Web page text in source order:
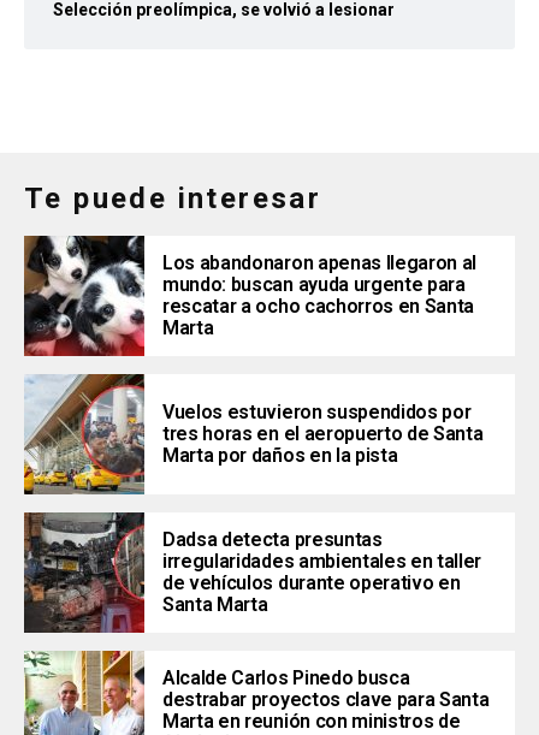
Selección preolímpica, se volvió a lesionar
Te puede interesar
Los abandonaron apenas llegaron al
mundo: buscan ayuda urgente para
rescatar a ocho cachorros en Santa
Marta
Vuelos estuvieron suspendidos por
tres horas en el aeropuerto de Santa
Marta por daños en la pista
Dadsa detecta presuntas
irregularidades ambientales en taller
de vehículos durante operativo en
Santa Marta
Alcalde Carlos Pinedo busca
destrabar proyectos clave para Santa
Marta en reunión con ministros de